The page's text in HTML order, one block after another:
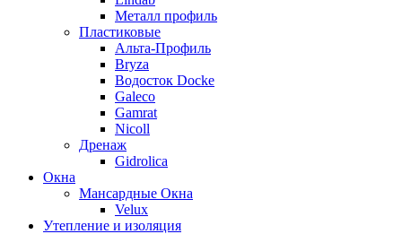
Металл профиль
Пластиковые
Альта-Профиль
Bryza
Водосток Docke
Galeco
Gamrat
Nicoll
Дренаж
Gidrolica
Окна
Мансардные Окна
Velux
Утепление и изоляция